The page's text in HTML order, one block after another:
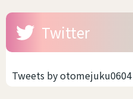
したもの、ピッタリしたもの
を選ぶと難しい 女性がメンズ
ライクや中性的な恰好をする
です。だぼだぼっとしている
から可愛いのですね。 スキニ
Twitter
Tweets by otomejuku0604